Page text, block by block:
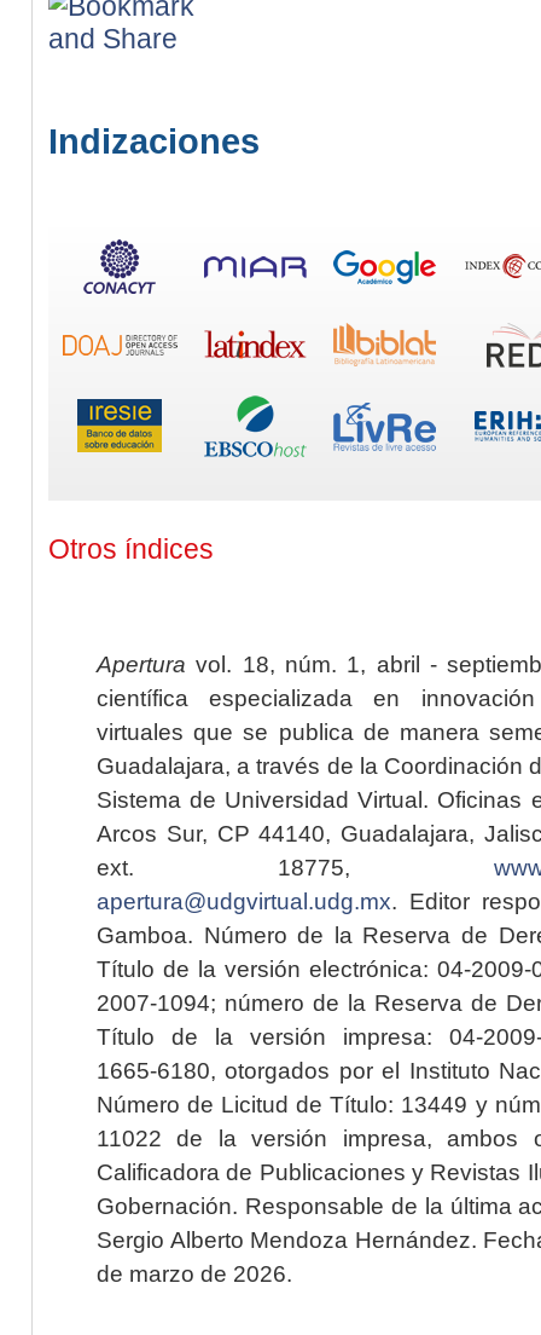
Indizaciones
Otros índices
Apertura vol. 18, núm. 1, abril -
científica especializada en
virtuales que se publica de manera
Guadalajara, a través de la Coordinación
Sistema de Universidad Virtual. Oficinas
Arcos Sur, CP 44140, Guadalajara,
ext. 18775,
apertura@udgvirtual.udg.mx. Editor
Gamboa. Número de la Reserva de
Título de la versión electrónica: 04-2009-
2007-1094; número de la Reserva de
Título de la versión impresa: 04-2009-
1665-6180, otorgados por el Instituto
Número de Licitud de Título: 13449 y
11022 de la versión impresa, ambos
Calificadora de Publicaciones y Revistas
Gobernación. Responsable de la última
Sergio Alberto Mendoza Hernández.
de marzo de 2026.